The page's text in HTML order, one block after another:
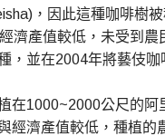
，因此這種咖啡樹
濟產值較低，未受到
，並在2004年將藝伎
在1000~2000公尺的
經濟產值較低，種植